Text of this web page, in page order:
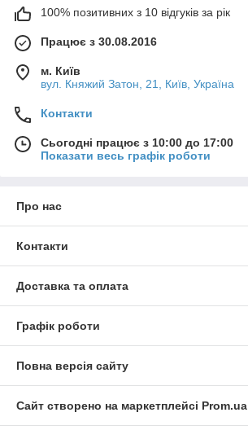
100% позитивних з 10 відгуків за рік
Працює з 30.08.2016
м. Київ
вул. Княжий Затон, 21, Київ, Україна
Контакти
Сьогодні працює з 10:00 до 17:00
Показати весь графік роботи
Про нас
Контакти
Доставка та оплата
Графік роботи
Повна версія сайту
Сайт створено на маркетплейсі Prom.ua